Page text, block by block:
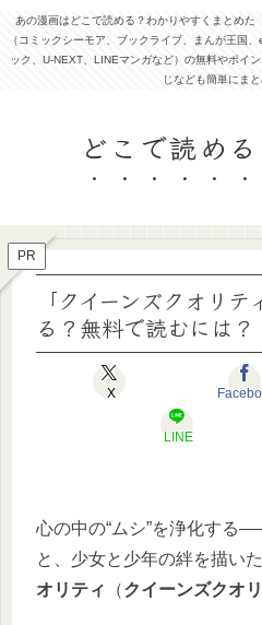
あの漫画はどこで読める？わかりやすくまとめ
（コミックシーモア、ブックライブ、まんが王国
ック、U-NEXT、LINEマンガなど）の無料やポイ
じなども簡単にまと
どこで読め
PR
「クイーンズクオリ
る？無料で読むには？
X
LINE
心の中の“ムシ”を浄化する
と、少女と少年の絆を描い
オリティ
（クイーンズクオ